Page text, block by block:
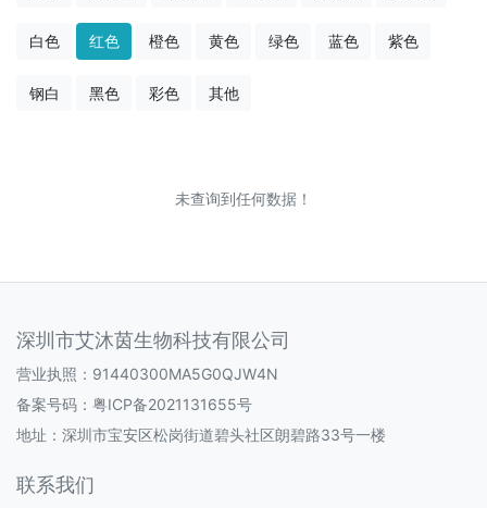
白色 红色 橙色 黄色 绿色 蓝色 紫色
钢白 黑色 彩色 其他
未查询到任何数据！
深圳市艾沐茵生物科技有限公司
营业执照：91440300MA5G0QJW4N
备案号码： 粤ICP备2021131655号
地址：深圳市宝安区松岗街道碧头社区朗碧路33号一楼
联系我们